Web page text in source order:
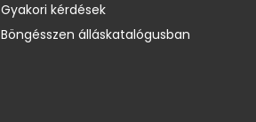
Gyakori kérdések
Böngésszen álláskatalógusban